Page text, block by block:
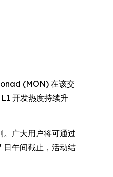
(MON) 在该交
开发热度持续升
。广大用户将可通过
日午间截止，活动结